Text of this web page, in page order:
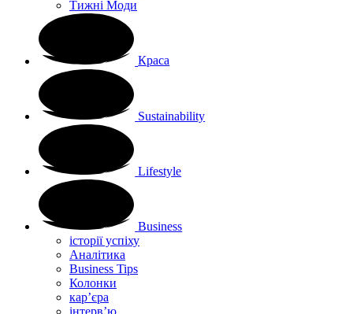
Тижні Моди
Краса
Sustainability
Lifestyle
Business
історії успіху
Аналітика
Business Tips
Колонки
кар’єра